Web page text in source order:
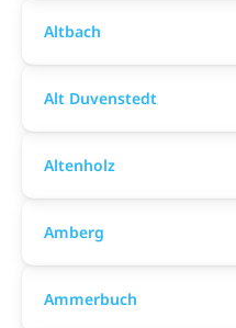
Altbach
Alt Duvenstedt
Altenholz
Amberg
Ammerbuch